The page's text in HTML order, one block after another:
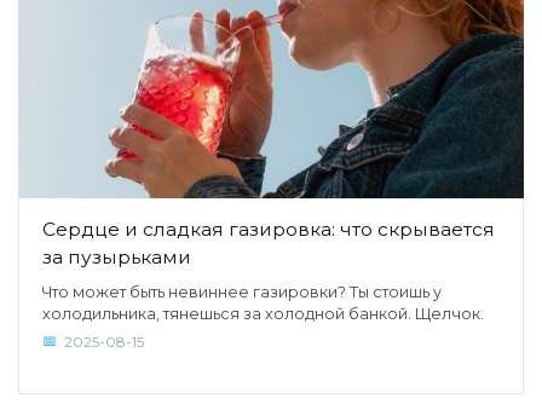
Сердце и сладкая газировка: что скрывается
за пузырьками
Что может быть невиннее газировки? Ты стоишь у
холодильника, тянешься за холодной банкой. Щелчок.
2025-08-15